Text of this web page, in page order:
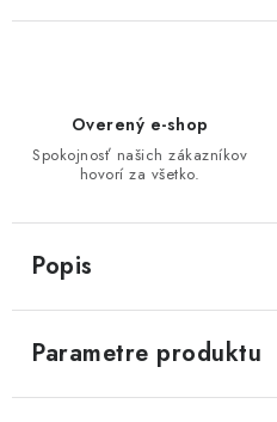
Overený e-shop
Spokojnosť našich zákazníkov
hovorí za všetko.
Popis
Parametre produktu